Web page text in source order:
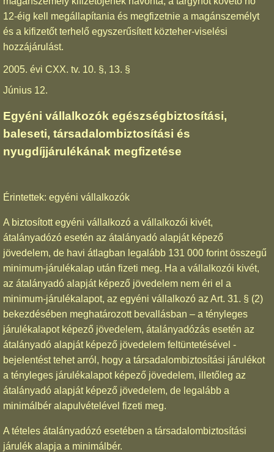
12-éig kell megállapítania és megfizetnie a magánszemélyt
és a kifizetőt terhelő egyszerűsített közteher-viselési
hozzájárulást.
2005. évi CXX. tv. 10. §, 13. §
Június 12.
Egyéni vállalkozók egészségbiztosítási,
baleseti, társadalombiztosítási és
nyugdíjjárulékának megfizetése
Érintettek: egyéni vállalkozók
A biztosított egyéni vállalkozó a vállalkozói kivét,
átalányadózó esetén az átalányadó alapját képező
jövedelem, de havi átlagban legalább 131 000 forint összegű
minimum-járulékalap után fizeti meg. Ha a vállalkozói kivét,
az átalányadó alapját képező jövedelem nem éri el a
minimum-járulékalapot, az egyéni vállalkozó az Art. 31. § (2)
bekezdésében meghatározott bevallásban – a tényleges
járulékalapot képező jövedelem, átalányadózás esetén az
átalányadó alapját képező jövedelem feltüntetésével -
bejelentést tehet arról, hogy a társadalombiztosítási járulékot
a tényleges járulékalapot képező jövedelem, illetőleg az
átalányadó alapját képező jövedelem, de legalább a
minimálbér alapulvételével fizeti meg.
A tételes átalányadózó esetében a társadalombiztosítási
járulék alapja a minimálbér.